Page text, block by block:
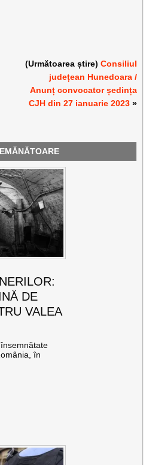
(Următoarea știre) Consiliul
județean Hunedoara /
Anunț convocator ședința
CJH din 27 ianuarie 2023»
DE
VALEA
în